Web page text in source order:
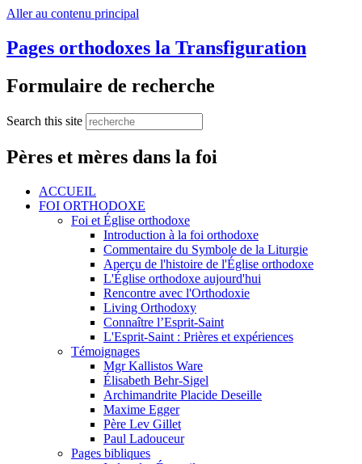
Aller au contenu principal
Pages orthodoxes la Transfiguration
Formulaire de recherche
Search this site
Pères et mères dans la foi
ACCUEIL
FOI ORTHODOXE
Foi et Église orthodoxe
Introduction à la foi orthodoxe
Commentaire du Symbole de la Liturgie
Aperçu de l'histoire de l'Église orthodoxe
L'Église orthodoxe aujourd'hui
Rencontre avec l'Orthodoxie
Living Orthodoxy
Connaître l’Esprit-Saint
L'Esprit-Saint : Prières et expériences
Témoignages
Mgr Kallistos Ware
Élisabeth Behr-Sigel
Archimandrite Placide Deseille
Maxime Egger
Père Lev Gillet
Paul Ladouceur
Pages bibliques